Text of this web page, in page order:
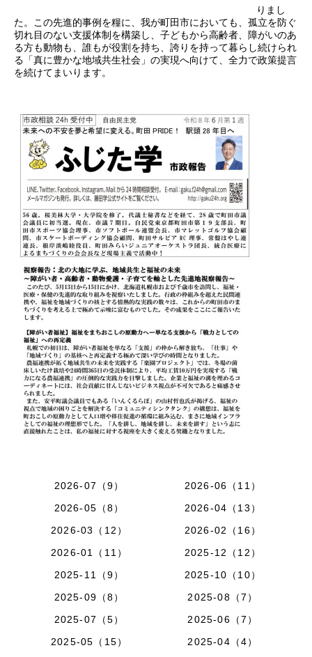
りまし
た。この先進的事例を糧に、我が町田市においても、孤立を防ぐ
切れ目のない支援体制を構築し、子どもから高齢者、障がいのあ
る方も動物も、誰もが役割を持ち、誇りを持って暮らし続けられ
る「真に豊かな地域共生社会」の実現へ向けて、全力で政策提言
を続けてまいります。
2026-07（9）
2026-06（11）
2026-05（8）
2026-04（13）
2026-03（12）
2026-02（16）
2026-01（11）
2025-12（12）
2025-11（9）
2025-10（10）
2025-09（8）
2025-08（7）
2025-07（5）
2025-06（7）
2025-05（15）
2025-04（4）